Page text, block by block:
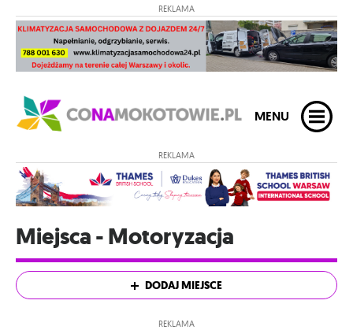
REKLAMA
MENU
REKLAMA
Miejsca - Motoryzacja
DODAJ MIEJSCE
REKLAMA